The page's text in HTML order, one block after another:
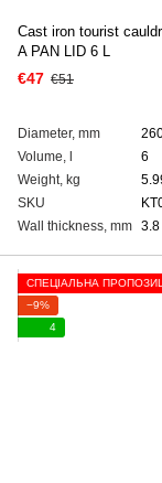
Cast iron tourist
A PAN LID 6 L
€47 €51
Diameter, mm
Volume, l
6
Weight, kg
SKU
Wall thickness, mm 3.8
СПЕЦІАЛЬНА
−9%
4